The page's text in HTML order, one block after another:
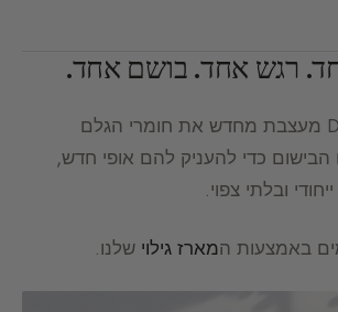
רגש אחד. בושם אחד.
מעצבת מחדש את חומרי הגלם
הבישום כדי להעניק להם אופי חדש,
ייחודי ובלתי צפוי.
באמצעות המארז גילוי שלנו.